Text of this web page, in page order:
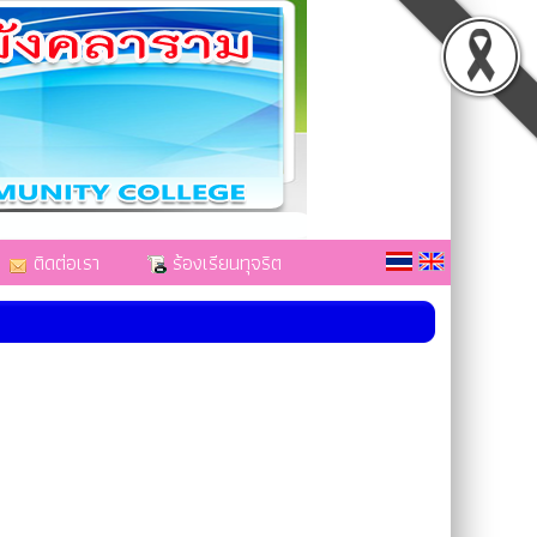
ติดต่อเรา ร้องเรียนทุจริต